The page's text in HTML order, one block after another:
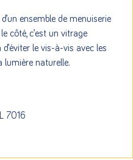
ensemble de menuiserie
côté, c’est un vitrage
le vis-à-vis avec les
naturelle.
7016